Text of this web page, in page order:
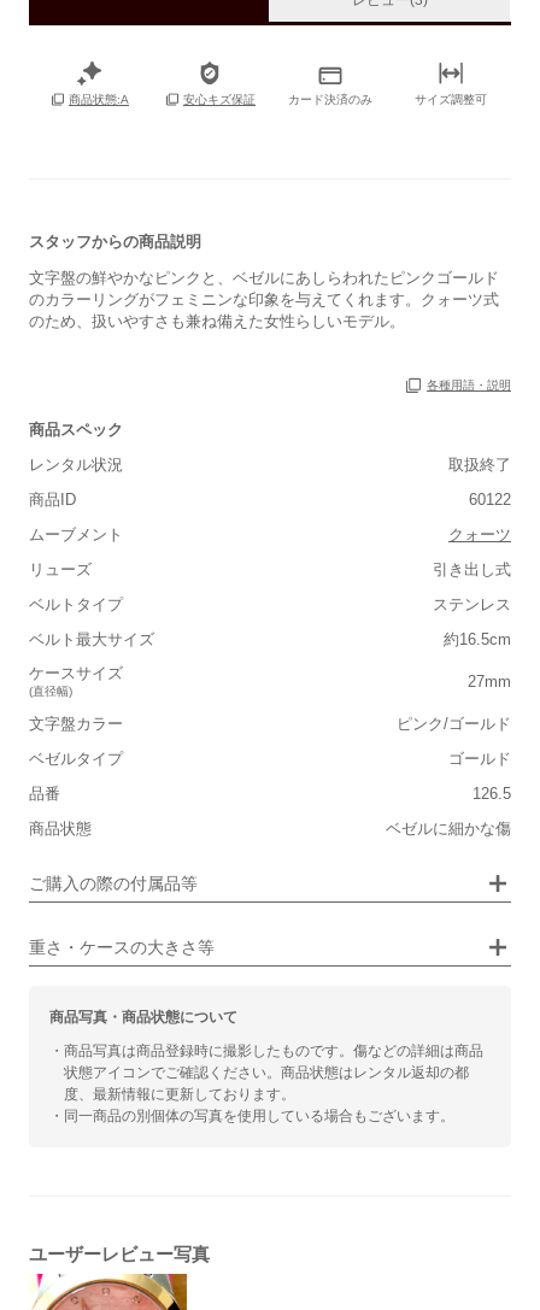
商品状態:A 安心キズ保証 カード決済のみ サイズ調整可
スタッフからの商品説明
文字盤の鮮やかなピンクと、ベゼルにあしらわれたピンクゴールド
のカラーリングがフェミニンな印象を与えてくれます。クォーツ式
のため、扱いやすさも兼ね備えた女性らしいモデル。
各種用語・説明
商品スペック
レンタル状況
取扱終了
商品ID
60122
ムーブメント
クォーツ
リューズ
引き出し式
ベルトタイプ
ステンレス
ベルト最大サイズ
約16.5cm
ケースサイズ
(直径幅)
27mm
文字盤カラー
ピンク/ゴールド
ベゼルタイプ
ゴールド
品番
126.5
商品状態
ベゼルに細かな傷
ご購入の際の付属品等
重さ・ケースの大きさ等
■重さ(ベルト込み)
■ケースの大きさ
小さい 大きい
■装飾感
カジュアル ビジネス
商品写真・商品状態について
・商品写真は商品登録時に撮影したものです。傷などの詳細は商品
状態アイコンでご確認ください。商品状態はレンタル返却の都
度、最新情報に更新しております。
・同一商品の別個体の写真を使用している場合もございます。
ユーザーレビュー写真